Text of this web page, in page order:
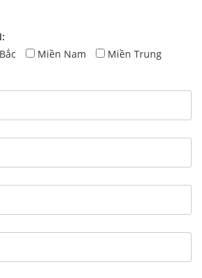
Miền Nam Miền Trung